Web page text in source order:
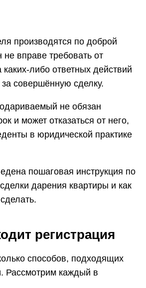
производятся по доброй
не вправе требовать от
либо ответных действий
за совершённую сделку.
не обязан
и может отказаться от него,
в юридической практике
пошаговая инструкция по
дарения квартиры и как
регистрация
способов, подходящих
Рассмотрим каждый в